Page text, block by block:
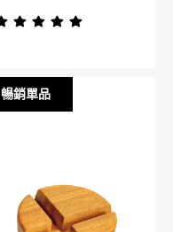
暢銷單品
暢銷單品